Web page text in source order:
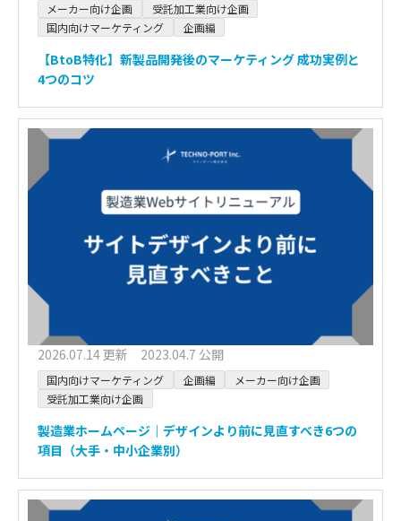
メーカー向け企画
受託加工業向け企画
国内向けマーケティング
企画編
【BtoB特化】新製品開発後のマーケティング 成功実例と
4つのコツ
2026.07.14 更新 2023.04.7 公開
国内向けマーケティング 企画編
メーカー向け企画
受託加工業向け企画
製造業ホームページ｜デザインより前に見直すべき6つの
項目（大手・中小企業別）